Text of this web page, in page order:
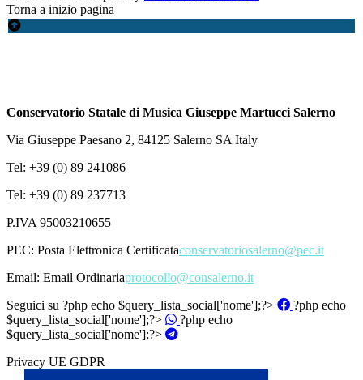
Torna a inizio pagina
Conservatorio Statale di Musica Giuseppe Martucci Salerno
Via Giuseppe Paesano 2, 84125 Salerno SA Italy
Tel: +39 (0) 89 241086
Tel: +39 (0) 89 237713
P.IVA 95003210655
PEC: Posta Elettronica Certificataconservatoriosalerno@pec.it
Email: Email Ordinariaprotocollo@consalerno.it
Seguici su ?php echo $query_lista_social['nome'];?>
?php echo
$query_lista_social['nome'];?>
?php echo
$query_lista_social['nome'];?>
Privacy UE GDPR